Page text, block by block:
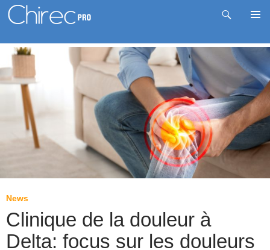
Recherche
Aller
au
contenu
News
Clinique de la douleur à
Delta: focus sur les douleurs